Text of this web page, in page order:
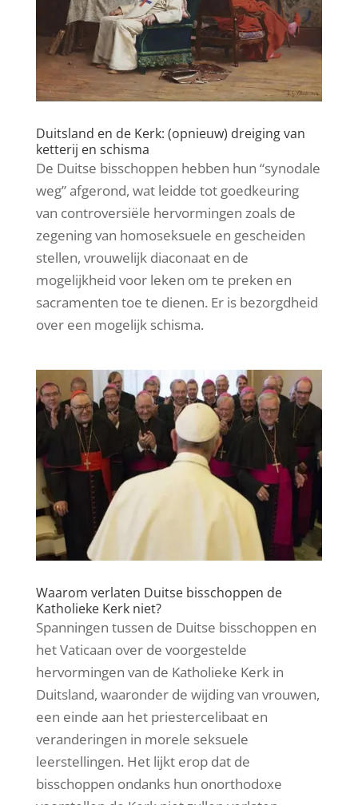
Duitsland en de Kerk: (opnieuw) dreiging van
ketterij en schisma
De Duitse bisschoppen hebben hun “synodale
weg” afgerond, wat leidde tot goedkeuring
van controversiële hervormingen zoals de
zegening van homoseksuele en gescheiden
stellen, vrouwelijk diaconaat en de
mogelijkheid voor leken om te preken en
sacramenten toe te dienen. Er is bezorgdheid
over een mogelijk schisma.
Waarom verlaten Duitse bisschoppen de
Katholieke Kerk niet?
Spanningen tussen de Duitse bisschoppen en
het Vaticaan over de voorgestelde
hervormingen van de Katholieke Kerk in
Duitsland, waaronder de wijding van vrouwen,
een einde aan het priestercelibaat en
veranderingen in morele seksuele
leerstellingen. Het lijkt erop dat de
bisschoppen ondanks hun onorthodoxe